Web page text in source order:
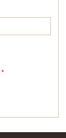
*